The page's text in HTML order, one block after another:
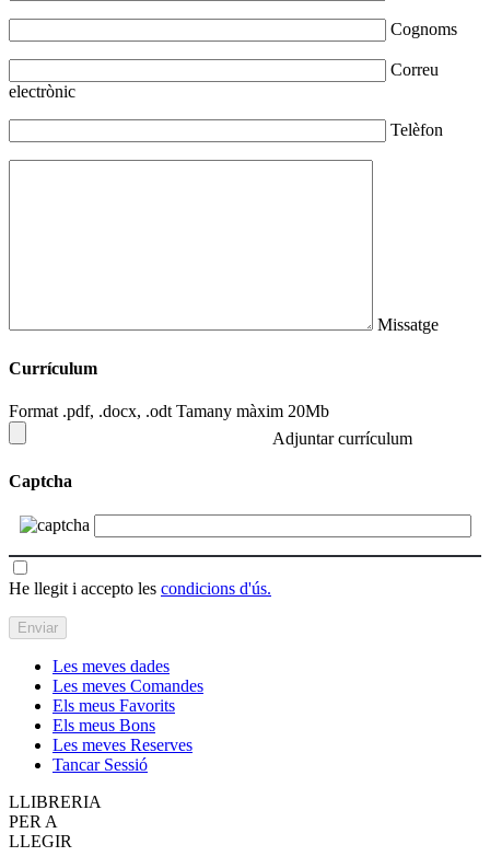
Cognoms
Correu
electrònic
Telèfon
Missatge
Currículum
Format .pdf, .docx, .odt Tamany màxim 20Mb
Adjuntar currículum
Captcha
He llegit i accepto les condicions d'ús.
Les meves dades
Les meves Comandes
Els meus Favorits
Els meus Bons
Les meves Reserves
Tancar Sessió
LLIBRERIA
PER A
LLEGIR